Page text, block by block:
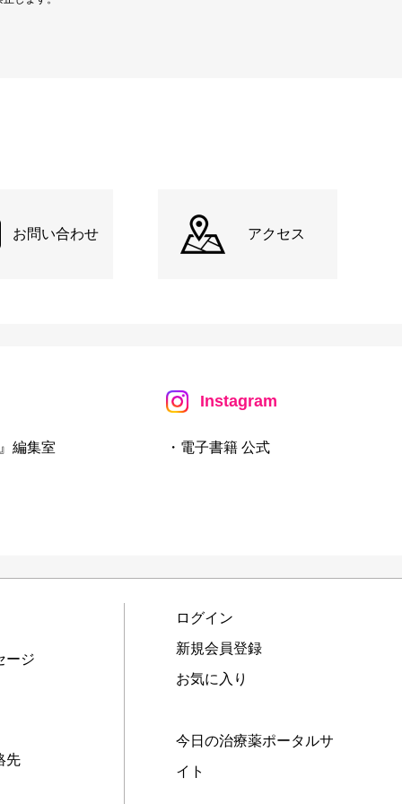
お問い合わせ アクセス
編集室
Instagram
・電子書籍 公式
ージ
先
ログイン
新規会員登録
お気に入り
今日の治療薬ポータルサ
イト